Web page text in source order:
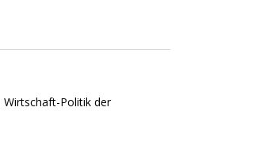
Wirtschaft-Politik der